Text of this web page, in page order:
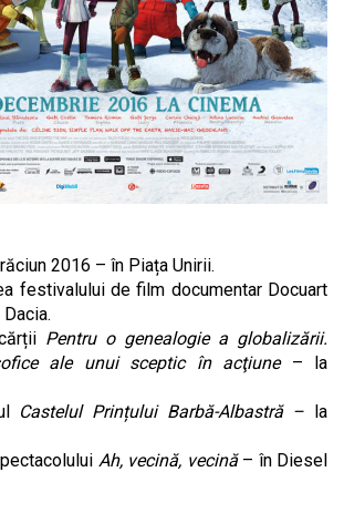
2016 – în Piața Unirii.
festivalului de film documentar Docuart
Pentru o genealogie a globalizării.
ale unui sceptic în acţiune– la
Castelul Prințului Barbă-Albastră – la
Ah, vecină, vecină – în Diesel